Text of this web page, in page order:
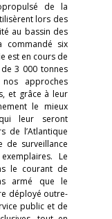
de la
lors des
au bassin des
commandé six
est en cours de
3 000 tonnes
approches
et grâce à leur
le mieux
leur seront
de l’Atlantique
de surveillance
Le
le courant de
armé que le
déployé outre-
public et de